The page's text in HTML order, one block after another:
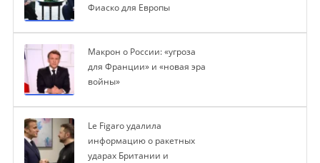
Фиаско для Европы
Макрон о России: «угроза
для Франции» и «новая эра
войны»
Le Figaro удалила
информацию о ракетных
ударах Британии и